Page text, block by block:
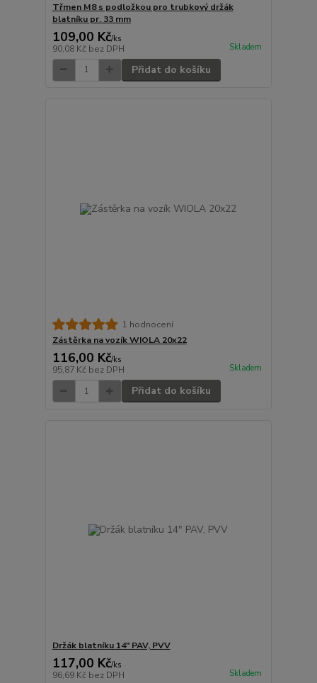
Třmen M8 s podložkou pro trubkový držák
blatníku pr. 33 mm
109,00 Kč/ks
90,08 Kč bez DPH Skladem
Přidat do košíku
1 hodnocení
Zástěrka na vozík WIOLA 20x22
116,00 Kč/ks
95,87 Kč bez DPH Skladem
Přidat do košíku
Držák blatníku 14" PAV, PVV
117,00 Kč/ks
96,69 Kč bez DPH Skladem